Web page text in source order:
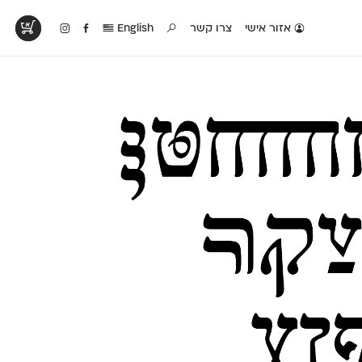
אזור אישי צרו קשר English
לראות עיצובים
שנעשו עם
שלנו
לאלו שאוהבים לבחון
פונטים על־גבי דף A4
לבן מולבן
טבלה עם כל המאפיינים
של הפונטים שלנו זה
לצד זה